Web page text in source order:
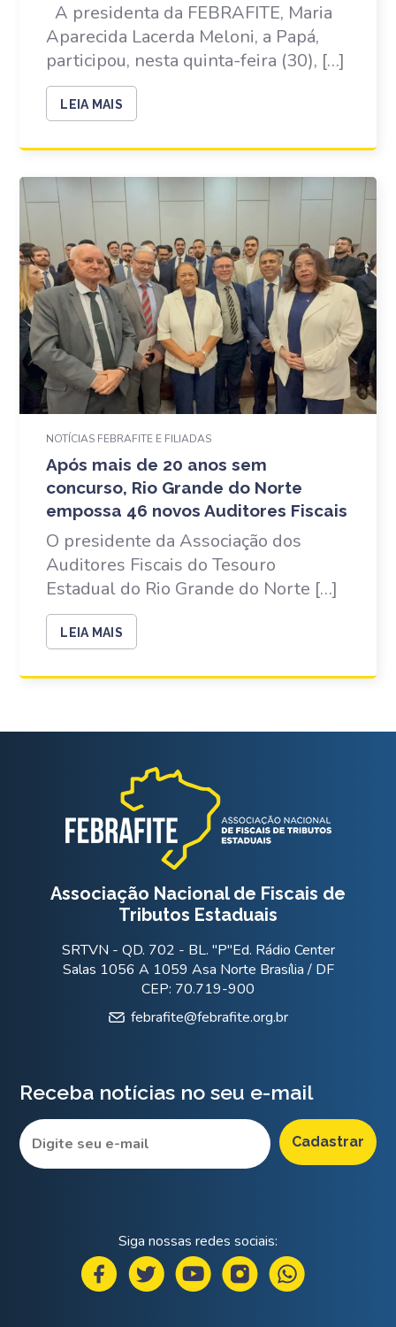
A presidenta da FEBRAFITE, Maria
Aparecida Lacerda Meloni, a Papá,
participou, nesta quinta-feira (30), […]
LEIA MAIS
NOTÍCIAS FEBRAFITE E FILIADAS
Após mais de 20 anos sem
concurso, Rio Grande do Norte
empossa 46 novos Auditores Fiscais
O presidente da Associação dos
Auditores Fiscais do Tesouro
Estadual do Rio Grande do Norte […]
LEIA MAIS
Associação Nacional de Fiscais de
Tributos Estaduais
SRTVN - QD. 702 - BL. "P"Ed. Rádio Center
Salas 1056 A 1059 Asa Norte Brasília / DF
CEP: 70.719-900
febrafite@febrafite.org.br
Receba notícias no seu e-mail
Siga nossas redes sociais: